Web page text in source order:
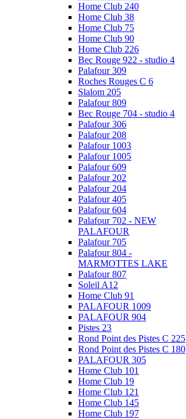
Home Club 240
Home Club 38
Home Club 75
Home Club 90
Home Club 226
Bec Rouge 922 - studio 4
Palafour 309
Roches Rouges C 6
Slalom 205
Palafour 809
Bec Rouge 704 - studio 4
Palafour 306
Palafour 208
Palafour 1003
Palafour 1005
Palafour 609
Palafour 202
Palafour 204
Palafour 405
Palafour 604
Palafour 702 - NEW
PALAFOUR
Palafour 705
Palafour 804 -
MARMOTTES LAKE
Palafour 807
Soleil A12
Home Club 91
PALAFOUR 1009
PALAFOUR 904
Pistes 23
Rond Point des Pistes C 225
Rond Point des Pistes C 180
PALAFOUR 305
Home Club 101
Home Club 19
Home Club 121
Home Club 145
Home Club 197